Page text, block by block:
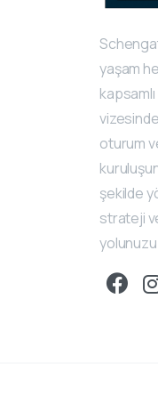
yaşam
oturum
şekilde
strateji
yolunuzu